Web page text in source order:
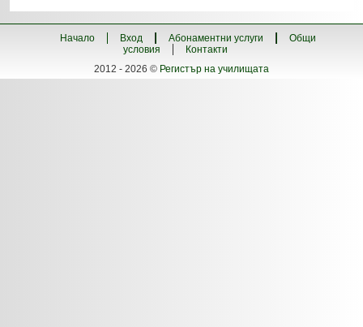
Начало Вход Абонаментни услуги
Общи
условия
Контакти
2012 - 2026 © Регистър на училищата